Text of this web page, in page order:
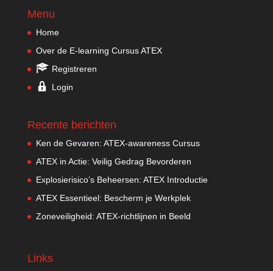
Menu
Home
Over de E-learning Cursus ATEX
Registreren
Login
Recente berichten
Ken de Gevaren: ATEX-awareness Cursus
ATEX in Actie: Veilig Gedrag Bevorderen
Explosierisico’s Beheersen: ATEX Introductie
ATEX Essentieel: Bescherm je Werkplek
Zoneveiligheid: ATEX-richtlijnen in Beeld
Links